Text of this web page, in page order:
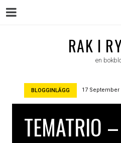
RAK I
en
BLOGGINLÄGG 17 September
TEMATRIO
Menu